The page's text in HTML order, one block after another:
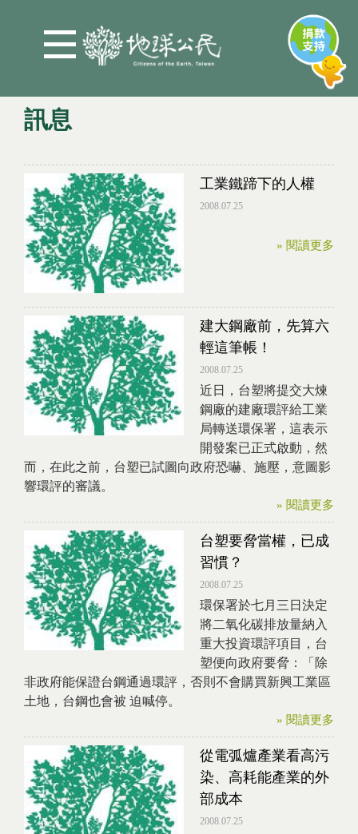
訊息
您在這裡
工業鐵蹄下的人權
2008.07.25
» 閱讀更多
建大鋼廠前，先算六
輕這筆帳！
2008.07.25
近日，台塑將提交大煉
鋼廠的建廠環評給工業
局轉送環保署，這表示
開發案已正式啟動，然
而，在此之前，台塑已試圖向政府恐嚇、施壓，意圖影
響環評的審議。
» 閱讀更多
台塑要脅當權，已成
習慣？
2008.07.25
環保署於七月三日決定
將二氧化碳排放量納入
重大投資環評項目，台
塑便向政府要脅：「除
非政府能保證台鋼通過環評，否則不會購買新興工業區
土地，台鋼也會被 迫喊停。
» 閱讀更多
從電弧爐產業看高污
染、高耗能產業的外
部成本
2008.07.25